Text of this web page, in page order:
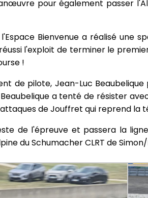
pour également passer
Bienvenue a réalisé une
l'exploit de terminer le
!
de pilote, Jean-Luc
a tenté de résister
de Jouffret qui reprend la
de l'épreuve et passera la
du Schumacher CLRT de